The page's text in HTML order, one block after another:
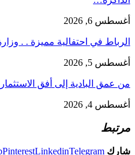
أغسطس 6, 2026
الرباط في احتفالية مميزة . .
أغسطس 5, 2026
من عمق البادية إلى أفق
أغسطس 4, 2026
مرتبط
شارك PinterestLinkedinTelegram